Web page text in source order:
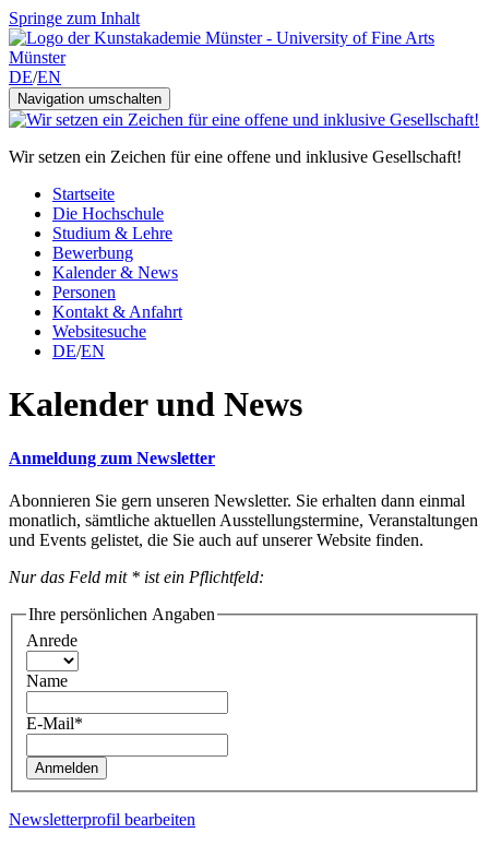
Springe zum Inhalt
DE/EN
Navigation umschalten
Wir setzen ein Zeichen für eine offene und inklusive Gesellschaft!
Startseite
Die Hochschule
Studium & Lehre
Bewerbung
Kalender & News
Personen
Kontakt & Anfahrt
Websitesuche
DE/EN
Kalender und News
Anmeldung zum Newsletter
Abonnieren Sie gern unseren Newsletter. Sie erhalten dann einmal
monatlich, sämtliche aktuellen Ausstellungstermine, Veranstaltungen
und Events gelistet, die Sie auch auf unserer Website finden.
Nur das Feld mit * ist ein Pflichtfeld:
Ihre persönlichen Angaben
Anrede
Name
E-Mail*
Anmelden
Newsletterprofil bearbeiten